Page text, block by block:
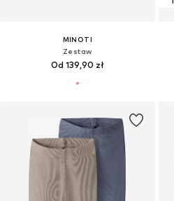
MINOTI
Zestaw
Od 139,90 zł